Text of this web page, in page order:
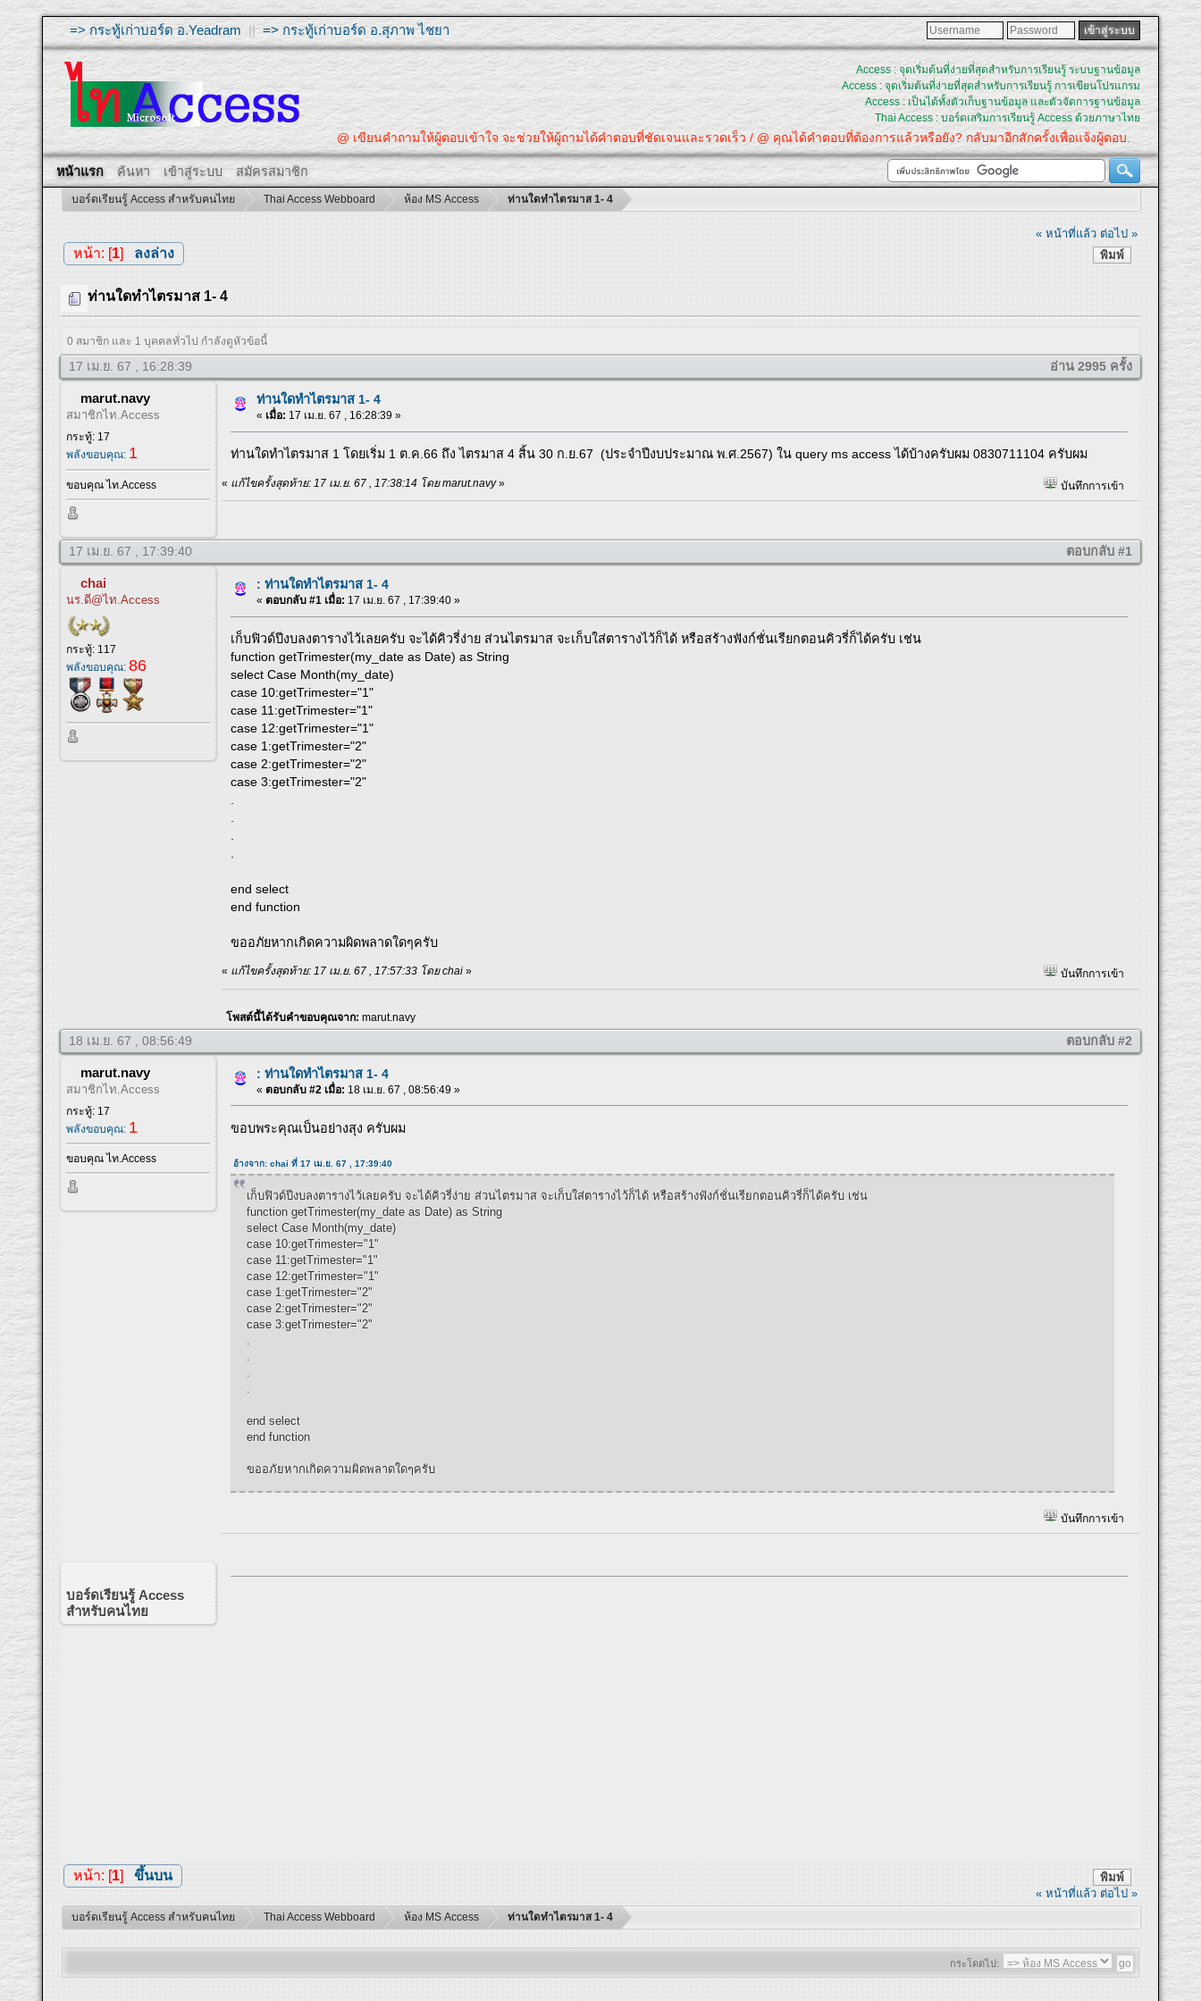
=> กระทู้เก่าบอร์ด อ.Yeadram ||=> กระทู้เก่าบอร์ด อ.สุภาพ ไชยา
Access : จุดเริ่มต้นที่ง่ายที่สุดสำหรับการเรียนรู้ ระบบฐานข้อมูล
Access : จุดเริ่มต้นที่ง่ายที่สุดสำหรับการเรียนรู้ การเขียนโปรแกรม
Access : เป็นได้ทั้งตัวเก็บฐานข้อมูล และตัวจัดการฐานข้อมูล
Thai Access : บอร์ดเสริมการเรียนรู้ Access ด้วยภาษาไทย
@ เขียนคำถามให้ผู้ตอบเข้าใจ จะช่วยให้ผู้ถามได้คำตอบที่ชัดเจนและรวดเร็ว / @ คุณได้คำตอบที่ต้องการแล้วหรือยัง? กลับมาอีกสักครั้งเพื่อแจ้งผู้ตอบ.
หน้าแรก ค้นหา เข้าสู่ระบบ สมัครสมาชิก
บอร์ดเรียนรู้ Access สำหรับคนไทย Thai Access Webboard ห้อง MS Access ท่านใดทำไตรมาส 1- 4
« หน้าที่แล้ว ต่อไป »
พิมพ์
หน้า: [1] ลงล่าง
ท่านใดทำไตรมาส 1- 4
0 สมาชิก และ 1 บุคคลทั่วไป กำลังดูหัวข้อนี้
17 เม.ย. 67 , 16:28:39 อ่าน 2995 ครั้ง
marut.navy
สมาชิกไท.Access
กระทู้: 17
พลังขอบคุณ: 1
ขอบคุณ ไท.Access
ท่านใดทำไตรมาส 1- 4
« เมื่อ: 17 เม.ย. 67 , 16:28:39 »
ท่านใดทำไตรมาส 1 โดยเริ่ม 1 ต.ค.66 ถึง ไตรมาส 4 สิ้น 30 ก.ย.67 (ประจำปีงบประมาณ พ.ศ.2567) ใน query ms access ได้บ้างครับผม 0830711104 ครับผม
« แก้ไขครั้งสุดท้าย: 17 เม.ย. 67 , 17:38:14 โดย marut.navy» บันทึกการเข้า
17 เม.ย. 67 , 17:39:40 ตอบกลับ #1
chai
นร.ดี@ไท.Access
กระทู้: 117
พลังขอบคุณ:86
: ท่านใดทำไตรมาส 1- 4
« ตอบกลับ #1 เมื่อ: 17 เม.ย. 67 , 17:39:40 »
เก็บฟิวด์ปีงบลงตารางไว้เลยครับ จะได้คิวรี่ง่าย ส่วนไตรมาส จะเก็บใส่ตารางไว้ก็ได้ หรือสร้างฟังก์ชั่นเรียกตอนคิวรี่ก็ได้ครับ เช่น
function getTrimester(my_date as Date) as String
select Case Month(my_date)
case 10:getTrimester="1"
case 11:getTrimester="1"
case 12:getTrimester="1"
case 1:getTrimester="2"
case 2:getTrimester="2"
case 3:getTrimester="2"
end select
end function
ขออภัยหากเกิดความผิดพลาดใดๆครับ
« แก้ไขครั้งสุดท้าย: 17 เม.ย. 67 , 17:57:33 โดย chai » บันทึกการเข้า
โพสต์นี้ได้รับคำขอบคุณจาก:marut.navy
18 เม.ย. 67 , 08:56:49 ตอบกลับ #2
marut.navy
สมาชิกไท.Access
กระทู้: 17
พลังขอบคุณ: 1
ขอบคุณ ไท.Access
: ท่านใดทำไตรมาส 1- 4
« ตอบกลับ #2 เมื่อ: 18 เม.ย. 67 , 08:56:49 »
ขอบพระคุณเป็นอย่างสุง ครับผม
อ้างจาก: chai ที่ 17 เม.ย. 67 , 17:39:40
เก็บฟิวด์ปีงบลงตารางไว้เลยครับ จะได้คิวรี่ง่าย ส่วนไตรมาส จะเก็บใส่ตารางไว้ก็ได้ หรือสร้างฟังก์ชั่นเรียกตอนคิวรี่ก็ได้ครับ เช่น
function getTrimester(my_date as Date) as String
select Case Month(my_date)
case 10:getTrimester="1"
case 11:getTrimester="1"
case 12:getTrimester="1"
case 1:getTrimester="2"
case 2:getTrimester="2"
case 3:getTrimester="2"
.
.
.
.
end select
end function
ขออภัยหากเกิดความผิดพลาดใดๆครับ
บันทึกการเข้า
บอร์ดเรียนรู้ Access
สำหรับคนไทย
พิมพ์
หน้า: [1] ขึ้นบน
« หน้าที่แล้ว ต่อไป »
บอร์ดเรียนรู้ Access สำหรับคนไทย Thai Access Webboard ห้อง MS Access ท่านใดทำไตรมาส 1- 4
กระโดดไป: